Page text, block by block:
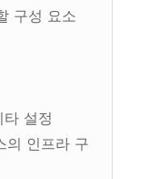
구성 요소
설정
의 인프라 구